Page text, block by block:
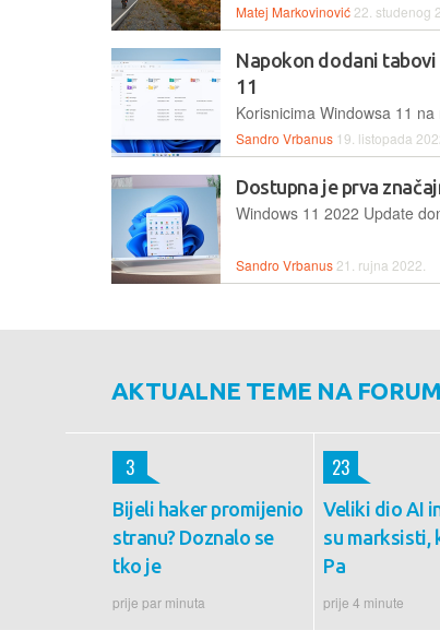
Matej Markovinović 22. studenog
Napokon dodani
11
Sandro Vrbanus 19. listopada
Dostupna je prva
Sandro Vrbanus 21. rujna 2022.
AKTUALNE TEME NA
Bijeli haker promijenio
stranu? Doznalo se
tko je
prije par minuta
3
Veliki dio AI
su marksisti,
Pa
prije 4 minute
23